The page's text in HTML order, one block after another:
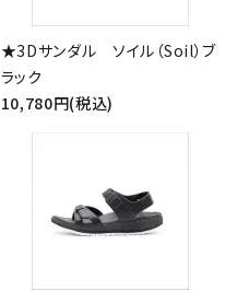
★3Dサンダル ソイル（Soil）ブ
ラック
10,780円(税込)